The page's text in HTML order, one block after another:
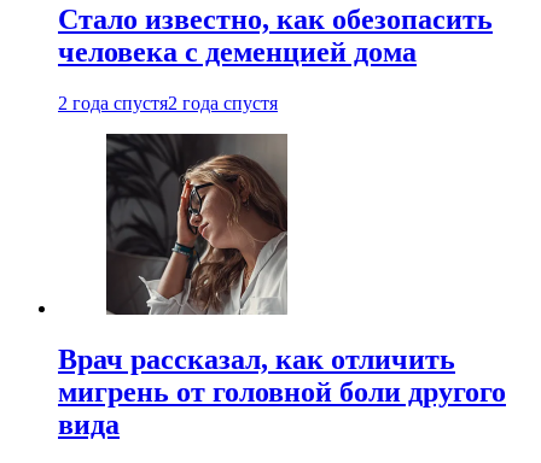
Стало известно, как обезопасить
человека с деменцией дома
2 года спустя2 года спустя
Врач рассказал, как отличить
мигрень от головной боли другого
вида